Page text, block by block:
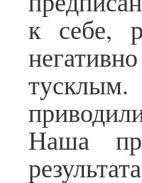
к себе,
тусклым.
Наша